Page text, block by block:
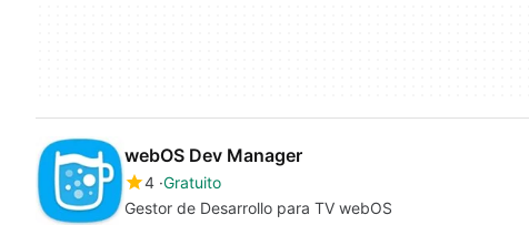
webOS Dev Manager
4 Gratuito
Gestor de Desarrollo para TV webOS